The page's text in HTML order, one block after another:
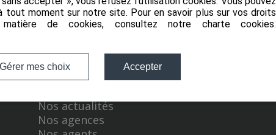
Navigation
Nos actualités
Nos agences
tout moment sur notre site. Pour en savoir plus sur vos droits
de cookies, consultez notre charte cookies.
Gérer mes choix Accepter